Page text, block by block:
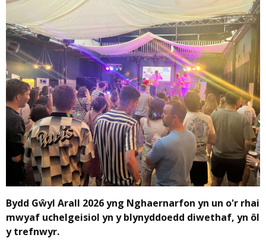
Bydd Gŵyl Arall 2026 yng Nghaernarfon yn un o'r rhai
mwyaf uchelgeisiol yn y blynyddoedd diwethaf, yn ôl
y trefnwyr.